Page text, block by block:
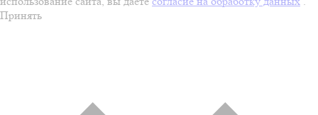
Принять